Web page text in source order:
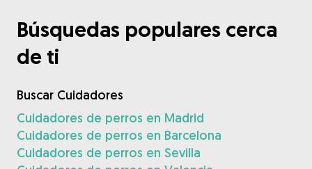
Búsquedas populares cerca
de ti
Buscar Cuidadores
Cuidadores de perros en Madrid
Cuidadores de perros en Barcelona
Cuidadores de perros en Sevilla